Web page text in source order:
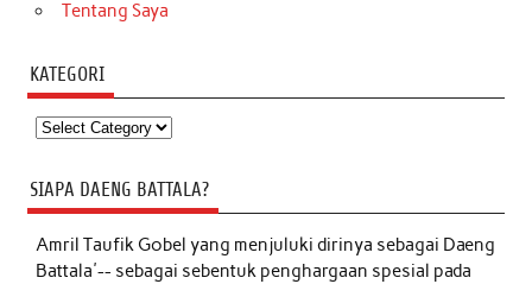
Tentang Saya
KATEGORI
Kategori
SIAPA DAENG BATTALA?
Amril Taufik Gobelyang menjuluki dirinya sebagai Daeng
Battala'-- sebagai sebentuk penghargaan spesial pada